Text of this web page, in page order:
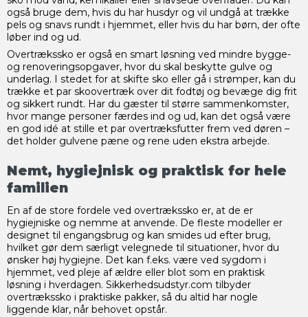
også bruge dem, hvis du har husdyr og vil undgå at trække
pels og snavs rundt i hjemmet, eller hvis du har børn, der ofte
løber ind og ud.
Overtrækssko er også en smart løsning ved mindre bygge-
og renoveringsopgaver, hvor du skal beskytte gulve og
underlag. I stedet for at skifte sko eller gå i strømper, kan du
trække et par skoovertræk over dit fodtøj og bevæge dig frit
og sikkert rundt. Har du gæster til større sammenkomster,
hvor mange personer færdes ind og ud, kan det også være
en god idé at stille et par overtræksfutter frem ved døren –
det holder gulvene pæne og rene uden ekstra arbejde.
Nemt, hygiejnisk og praktisk for hele
familien
En af de store fordele ved overtrækssko er, at de er
hygiejniske og nemme at anvende. De fleste modeller er
designet til engangsbrug og kan smides ud efter brug,
hvilket gør dem særligt velegnede til situationer, hvor du
ønsker høj hygiejne. Det kan f.eks. være ved sygdom i
hjemmet, ved pleje af ældre eller blot som en praktisk
løsning i hverdagen. Sikkerhedsudstyr.com tilbyder
overtrækssko i praktiske pakker, så du altid har nogle
liggende klar, når behovet opstår.